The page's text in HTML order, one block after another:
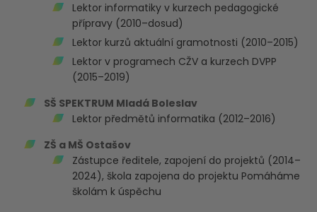
Lektor informatiky v kurzech pedagogické
přípravy (2010–dosud)
Lektor kurzů aktuální gramotnosti (2010–2015)
Lektor v programech CŽV a kurzech DVPP
(2015–2019)
SŠ SPEKTRUM Mladá Boleslav
Lektor předmětů informatika (2012–2016)
ZŠ a MŠ Ostašov
Zástupce ředitele, zapojení do projektů (2014–
2024), škola zapojena do projektu Pomáháme
školám k úspěchu